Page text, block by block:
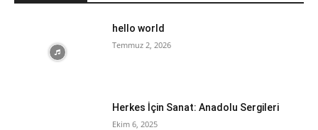
hello world
Temmuz 2, 2026
Herkes İçin Sanat: Anadolu Sergileri
Ekim 6, 2025